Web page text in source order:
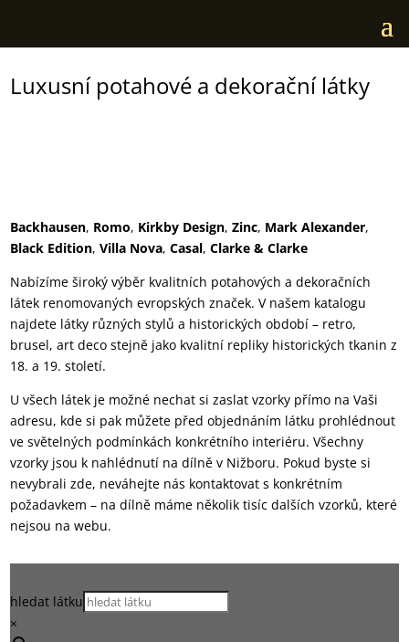
Luxusní potahové a dekorační látky
Backhausen, Romo, Kirkby Design,Zinc, Mark Alexander,
Black Edition,Villa Nova,Casal,Clarke & Clarke
Nabízíme široký výběr kvalitních potahových a dekoračních
látek renomovaných evropských značek. V našem katalogu
najdete látky různých stylů a historických období – retro,
brusel, art deco stejně jako kvalitní repliky historických tkanin z
18. a 19. století.
U všech látek je možné nechat si zaslat vzorky přímo na Vaši
adresu, kde si pak můžete před objednáním látku prohlédnout
ve světelných podmínkách konkrétního interiéru. Všechny
vzorky jsou k nahlédnutí na dílně v Nižboru. Pokud byste si
nevybrali zde, neváhejte nás kontaktovat s konkrétním
požadavkem – na dílně máme několik tisíc dalších vzorků, které
nejsou na webu.
hledat látku
×